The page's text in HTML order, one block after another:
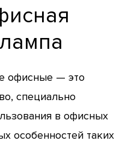
офисные — это
специально
в офисных
особенностей таких